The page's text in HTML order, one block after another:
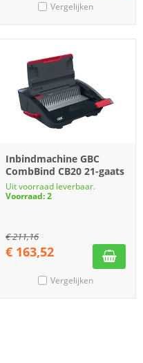
Vergelijken
Inbindmachine GBC
CombBind CB20 21-gaats
Uit voorraad leverbaar.
Voorraad: 2
€211,16
€ 163,52
Vergelijken